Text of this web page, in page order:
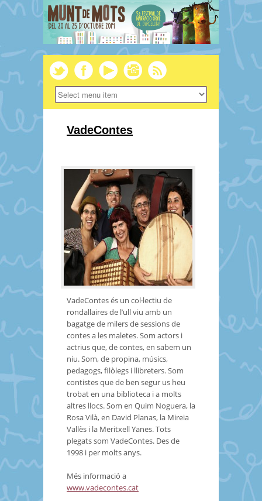
VadeContes
VadeContes és un col·lectiu de
rondallaires de l’ull viu amb un
bagatge de milers de sessions de
contes a les maletes. Som actors i
actrius que, de contes, en sabem un
niu. Som, de propina, músics,
pedagogs, filòlegs i llibreters. Som
contistes que de ben segur us heu
trobat en una biblioteca i a molts
altres llocs. Som en Quim Noguera, la
Rosa Vilà, en David Planas, la Mireia
Vallès i la Meritxell Yanes. Tots
plegats som VadeContes. Des de
1998 i per molts anys.
Més informació a
www.vadecontes.cat